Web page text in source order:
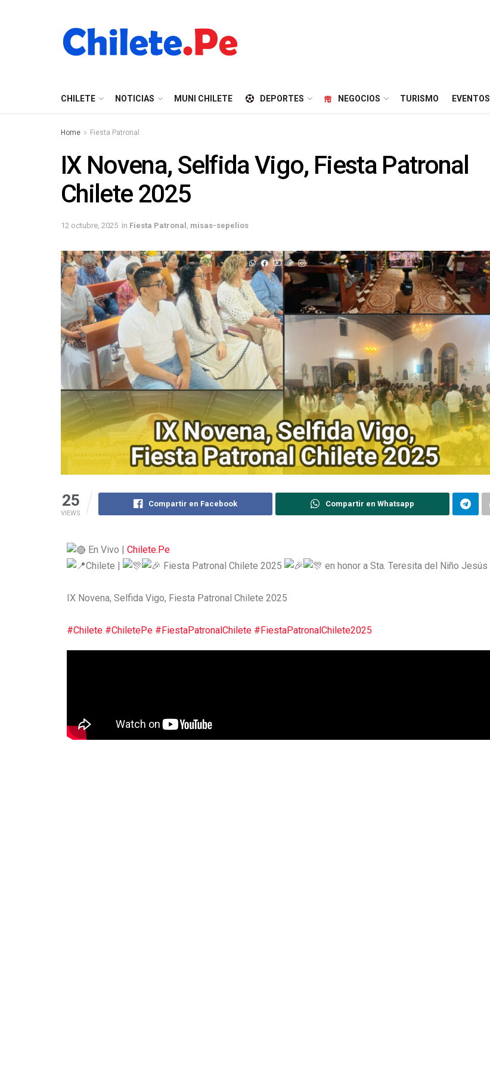
CHILETE NOTICIAS MUNI CHILETE DEPORTES NEGOCIOS TURISMO EVENTOS
Home Fiesta Patronal
IX Novena, Selfida Vigo, Fiesta Patronal
Chilete 2025
12 octubre, 2025 in Fiesta Patronal misas-sepelios
25
VIEWS
Compartir en Facebook Compartir en Whatsapp
En Vivo | Chilete.Pe
Chilete |
Fiesta Patronal Chilete 2025 en honor a Sta. Teresita del Niño Jesús
IX Novena, Selfida Vigo, Fiesta Patronal Chilete 2025
#Chilete #ChiletePe #FiestaPatronalChilete #FiestaPatronalChilete2025